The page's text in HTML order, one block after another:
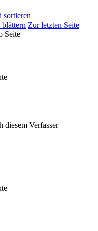
sortieren
blättern Zur letzten Seite
Seite
diesem Verfasser